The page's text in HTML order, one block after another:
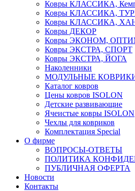
Ковры КЛАССИКА,
Ковры КЛАССИКА,
Ковры КЛАССИКА,
Ковры ДЕКОР
Ковры ЭКОНОМ,
Ковры ЭКСТРА, СПОРТ
Ковры ЭКСТРА, ЙОГА
Наколенники
МОДУЛЬНЫЕ
Каталог ковров
Цены ковров ISOLON
Детские развивающие
Ячеистые ковры ISOLON
Чехлы для ковриков
Комплектация Special
О фирме
ВОПРОСЫ-ОТВЕТЫ
ПОЛИТИКА
ПУБЛИЧНАЯ ОФЕРТА
Новости
Контакты